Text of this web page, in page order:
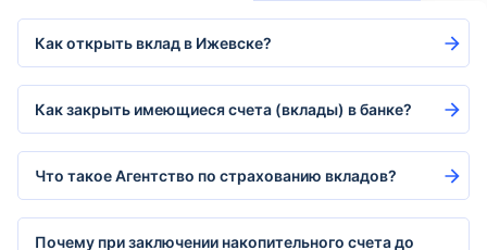
Как открыть вклад в Ижевске?
Как закрыть имеющиеся счета (вклады) в банке?
Что такое Агентство по страхованию вкладов?
Почему при заключении накопительного счета до